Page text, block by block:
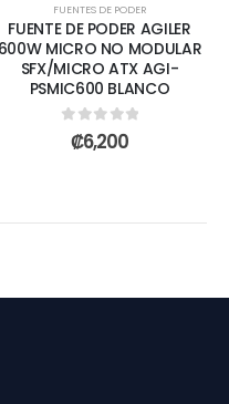
FUENTES DE PODER
FUENTE DE PODER AGILER
600W MICRO NO MODULAR
SFX/MICRO ATX AGI-
PSMIC600 BLANCO
out of 5
₡6,200